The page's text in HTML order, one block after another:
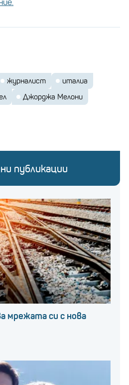
журналист
италиа
Джорджа Мелони
публикации
мрежата си с нова